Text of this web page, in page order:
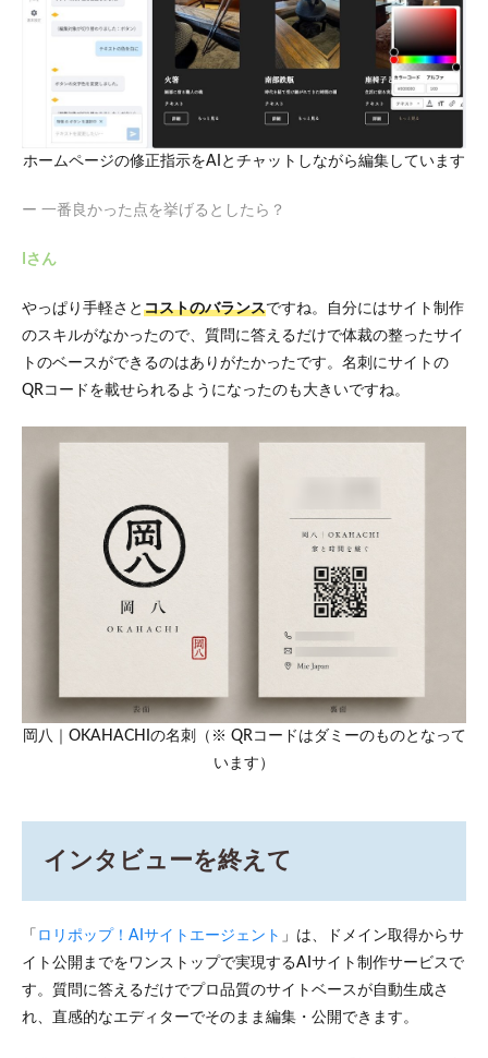
ホームページの修正指示をAIとチャットしながら編集しています
ー 一番良かった点を挙げるとしたら？
Iさん
やっぱり手軽さと コストのバランスですね。自分にはサイト制作
のスキルがなかったので、質問に答えるだけで体裁の整ったサイ
トのベースができるのはありがたかったです。名刺にサイトの
QRコードを載せられるようになったのも大きいですね。
岡八｜OKAHACHIの名刺（※ QRコードはダミーのものとなって
います）
インタビューを終えて
「 ロリポップ！AIサイトエージェント 」は、ドメイン取得からサ
イト公開までをワンストップで実現するAIサイト制作サービスで
す。質問に答えるだけでプロ品質のサイトベースが自動生成さ
れ、直感的なエディターでそのまま編集・公開できます。